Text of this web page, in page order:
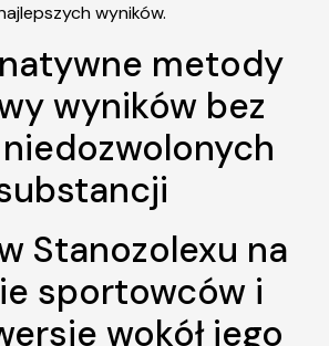
wyników.
metody
wyników bez
Stanozolexu na
sportowców i
wokół jego